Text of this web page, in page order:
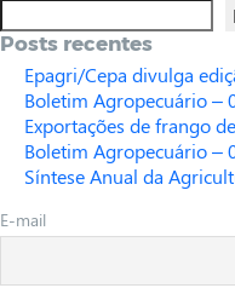
Posts recentes
Epagri/Cepa divulga
Boletim Agropecuário –
Exportações de frango
Boletim Agropecuário –
Síntese Anual da
E-mail